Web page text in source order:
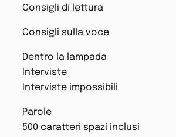
Consigli di lettura
Consigli sulla voce
Dentro la lampada
Interviste
Interviste impossibili
Parole
500 caratteri spazi inclusi